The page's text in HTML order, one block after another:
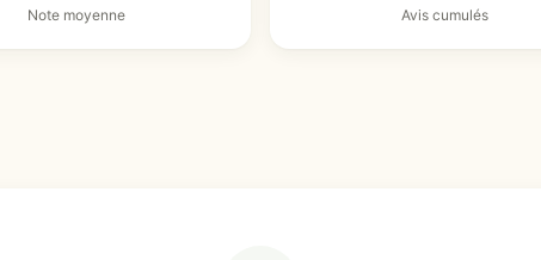
Note moyenne Avis cumulés